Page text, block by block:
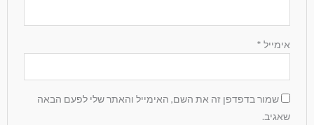
אימייל*
שמור בדפדפן זה את השם, האימייל והאתר שלי לפעם הבאה
שאגיב.